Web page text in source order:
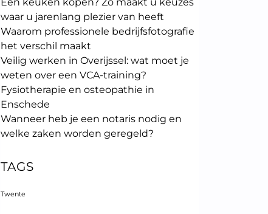
waar u jarenlang plezier van heeft
Waarom professionele bedrijfsfotografie
het verschil maakt
Veilig werken in Overijssel: wat moet je
weten over een VCA-training?
Fysiotherapie en osteopathie in
Enschede
Wanneer heb je een notaris nodig en
welke zaken worden geregeld?
TAGS
Twente